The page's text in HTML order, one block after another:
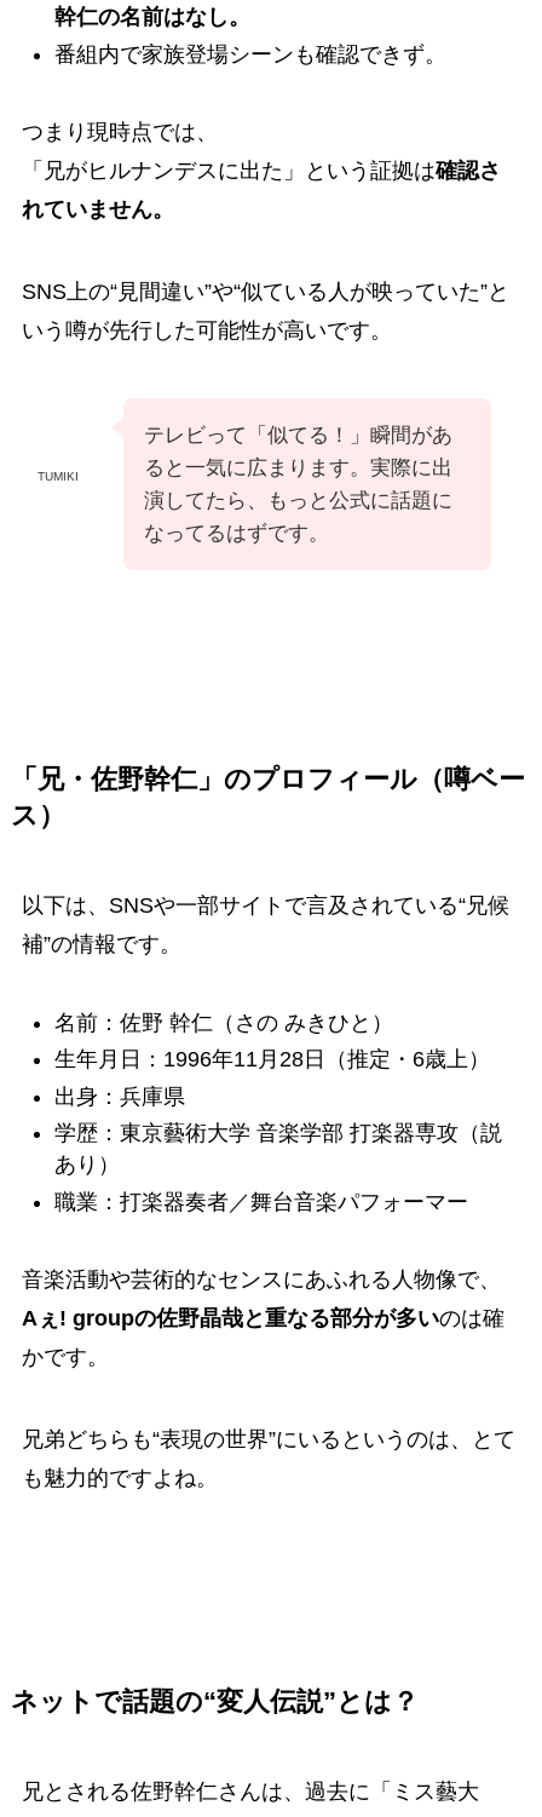
幹仁の名前はなし。
番組内で家族登場シーンも確認できず。
つまり現時点では、
「兄がヒルナンデスに出た」という証拠は確認さ
れていません。
SNS上の“見間違い”や“似ている人が映っていた”と
いう噂が先行した可能性が高いです。
TUMIKI
テレビって「似てる！」瞬間があ
ると一気に広まります。実際に出
演してたら、もっと公式に話題に
なってるはずです。
「兄・佐野幹仁」のプロフィール（噂ベー
ス）
以下は、SNSや一部サイトで言及されている“兄候
補”の情報です。
名前：佐野 幹仁（さの みきひと）
生年月日：1996年11月28日（推定・6歳上）
出身：兵庫県
学歴：東京藝術大学 音楽学部 打楽器専攻（説
あり）
職業：打楽器奏者／舞台音楽パフォーマー
音楽活動や芸術的なセンスにあふれる人物像で、
Aぇ! groupの佐野晶哉と重なる部分が多いのは確
かです。
兄弟どちらも“表現の世界”にいるというのは、とて
も魅力的ですよね。
ネットで話題の“変人伝説”とは？
兄とされる佐野幹仁さんは、過去に「ミス藝大